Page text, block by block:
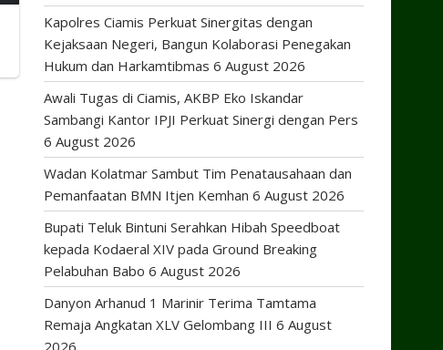
Kapolres Ciamis Perkuat Sinergitas dengan
Kejaksaan Negeri, Bangun Kolaborasi Penegakan
Hukum dan Harkamtibmas 6 August 2026
Awali Tugas di Ciamis, AKBP Eko Iskandar
Sambangi Kantor IPJI Perkuat Sinergi dengan Pers
6 August 2026
Wadan Kolatmar Sambut Tim Penatausahaan dan
Pemanfaatan BMN Itjen Kemhan 6 August 2026
Bupati Teluk Bintuni Serahkan Hibah Speedboat
kepada Kodaeral XIV pada Ground Breaking
Pelabuhan Babo 6 August 2026
Danyon Arhanud 1 Marinir Terima Tamtama
Remaja Angkatan XLV Gelombang III 6 August
2026